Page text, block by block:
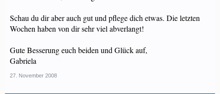
Schau du dir aber auch gut und pflege dich etwas. Die letzten
Wochen haben von dir sehr viel abverlangt!
Gute Besserung euch beiden und Glück auf,
Gabriela
27. November 2008